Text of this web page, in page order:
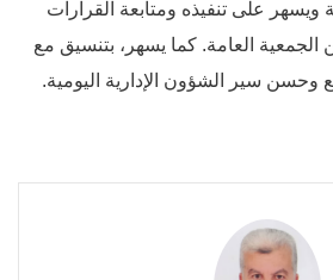
على تنفيذه ومتابعة القرارات
الجمعية العامة. كما يسهر، بتنسيق مع
وحسن سير الشؤون الإدارية اليومية.